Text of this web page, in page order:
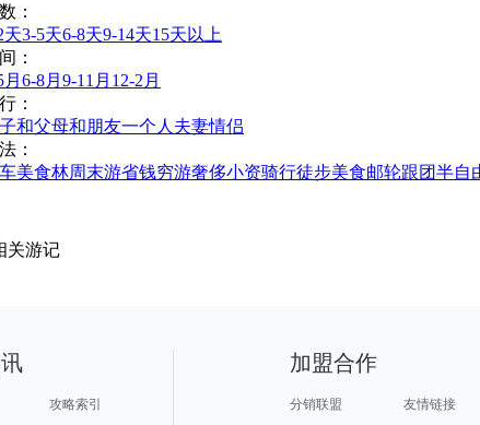
：
天3-5天6-8天9-14天15天以上
：
6-8月 9-11月 12-2月
：
和父母和朋友一个人 夫妻情侣
：
美食林周末游省钱穷游奢侈小资骑行徒步美食邮轮跟团半自
关游记
攻略索引
加盟合作
分销联盟
友情链接